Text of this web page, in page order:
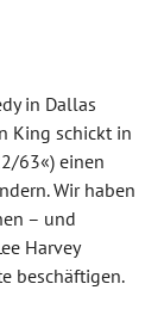
in Dallas
King schickt in
63«) einen
Wir haben
– und
Harvey
beschäftigen.